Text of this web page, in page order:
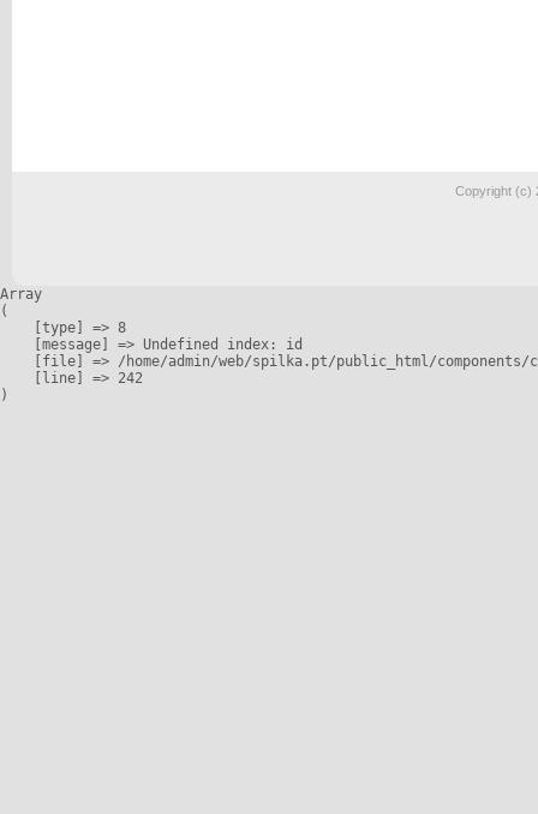
Copyright (c)
Array
(
    [type] => 8
    [message] => Undefined index: id
[file] => /home/admin/web/spilka.pt/public_html/
    [line] => 242